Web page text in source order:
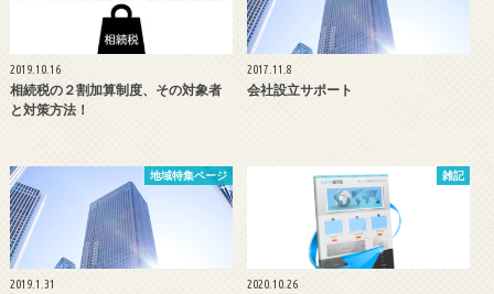
2019.10.16
相続税の２割加算制度、その対象者
と対策方法！
2017.11.8
会社設立サポート
地域特集ページ
2019.1.31
雑記
2020.10.26